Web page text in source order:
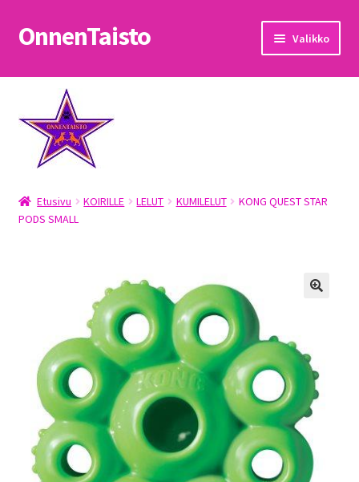
Siirry
navigointiin
Siirry
sisältöön
OnnenTaisto Valikko
Etusivu
Kassa
Oma tili
OnnenTaisto
Sulo
Tietosuojaseloste
Toimitusehdot
Etusivu KOIRILLE LELUT KUMILELUT
KONG QUEST STAR
PODS SMALL